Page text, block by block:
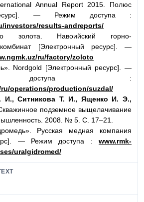
Annual Report 2015. Полюс
— Режим доступа :
investors/results-andreports/
золота. Навоийский горно-
комбинат [Электронный ресурс]. —
ru/factory/zoloto
Nordgold [Электронный ресурс]. —
доступа :
operations/production/suzdal/
И., Ситникова Т. И., Ященко И. Э.,
подземное выщелачивание
2008. № 5. C. 17–21.
Русская медная компания
— Режим доступа : www.rmk-
uralgidromed/